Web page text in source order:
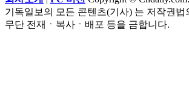
기독일보의 모든 콘텐츠(기사) 는 저작권법
무단 전재ㆍ복사ㆍ배포 등을 금합니다.